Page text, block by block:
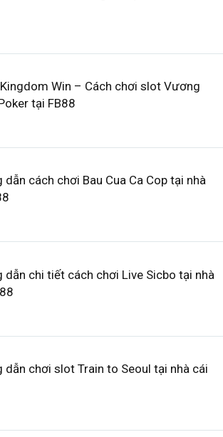
Win – Cách chơi slot Vương
tại FB88
dẫn cách chơi Bau Cua Ca Cop tại nhà
dẫn chi tiết cách chơi Live Sicbo tại nhà
dẫn chơi slot Train to Seoul tại nhà cái